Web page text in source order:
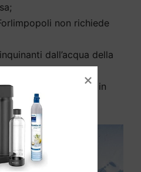
non richiede
dall’acqua della
dalla tua acqua in